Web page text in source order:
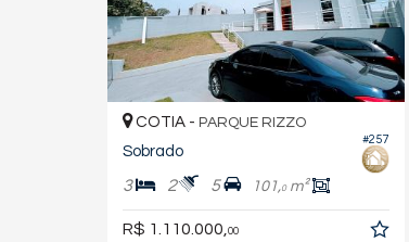
#257
COTIA - PARQUE RIZZO
Sobrado
3 2 5 101,0m²
R$ 1.110.000,00